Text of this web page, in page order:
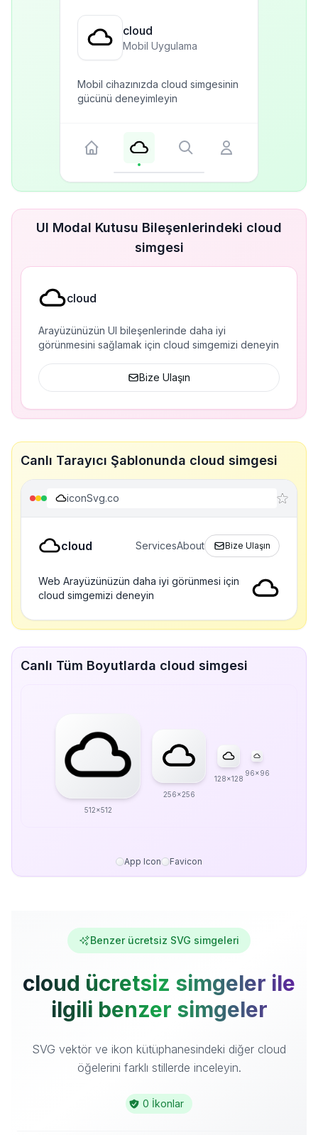
cloud
Mobil Uygulama
Mobil cihazınızda cloud simgesinin
gücünü deneyimleyin
UI Modal Kutusu Bileşenlerindeki cloud
simgesi
cloud
Arayüzünüzün UI bileşenlerinde daha iyi
görünmesini sağlamak için cloud simgemizi deneyin
Bize Ulaşın
Canlı Tarayıcı Şablonunda cloud simgesi
iconSvg.co
cloud ServicesAbout Bize Ulaşın
Web Arayüzünüzün daha iyi görünmesi için
cloud simgemizi deneyin
Canlı Tüm Boyutlarda cloud simgesi
512x512
256x256
128x128
96x96
App Icon Favicon
Benzer ücretsiz SVG simgeleri
cloud ücretsiz simgeler ile
ilgili benzer simgeler
SVG vektör ve ikon kütüphanesindeki diğer cloud
öğelerini farklı stillerde inceleyin.
0 İkonlar